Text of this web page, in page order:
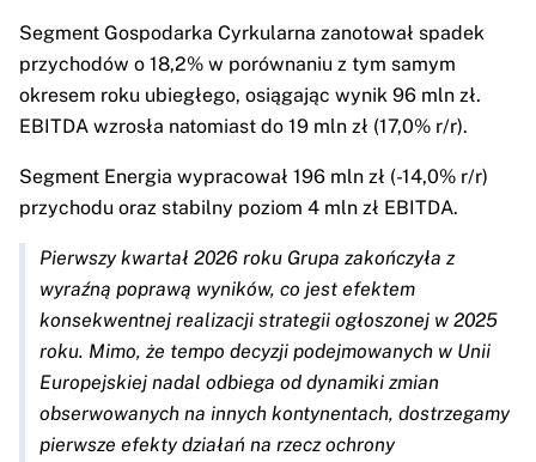
Segment Gospodarka Cyrkularna zanotował spadek
przychodów o 18,2% w porównaniu z tym samym
okresem roku ubiegłego, osiągając wynik 96 mln zł.
EBITDA wzrosła natomiast do 19 mln zł (17,0% r/r).
Segment Energia wypracował 196 mln zł (-14,0% r/r)
przychodu oraz stabilny poziom 4 mln zł EBITDA.
Pierwszy kwartał 2026 roku Grupa zakończyła z
wyraźną poprawą wyników, co jest efektem
konsekwentnej realizacji strategii ogłoszonej w 2025
roku. Mimo, że tempo decyzji podejmowanych w Unii
Europejskiej nadal odbiega od dynamiki zmian
obserwowanych na innych kontynentach, dostrzegamy
pierwsze efekty działań na rzecz ochrony